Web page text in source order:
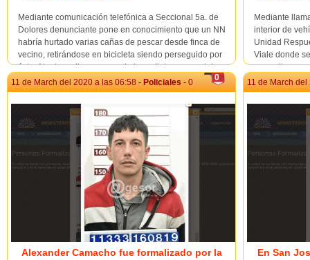
Mediante comunicación telefónica a Seccional 5a. de
Dolores denunciante pone en conocimiento que un NN
habría hurtado varias cañas de pescar desde finca de
vecino, retirándose en bicicleta siendo perseguido por
éste. Atento a ello concurre de inmediato personal de
seccional de mención interceptand...
Mediante
interior de
Unidad
Viale donde
masculino
vehículo,
0
11 de March del 2020 a las 06:58 - Policiales - 0
Alexander Camacho fue formalizado por la
11 de March
En San